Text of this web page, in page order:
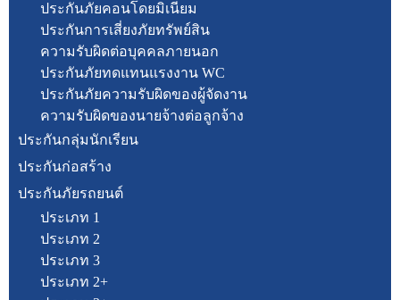
ประกันภัยคอนโดยมิเนียม
ประกันการเสี่ยงภัยทรัพย์สิน
ความรับผิดต่อบุคคลภายนอก
ประกันภัยทดแทนแรงงาน WC
ประกันภัยความรับผิดของผู้จัดงาน
ความรับผิดของนายจ้างต่อลูกจ้าง
ประกันกลุ่มนักเรียน
ประกันก่อสร้าง
ประกันภัยรถยนต์
ประเภท 1
ประเภท 2
ประเภท 3
ประเภท 2+